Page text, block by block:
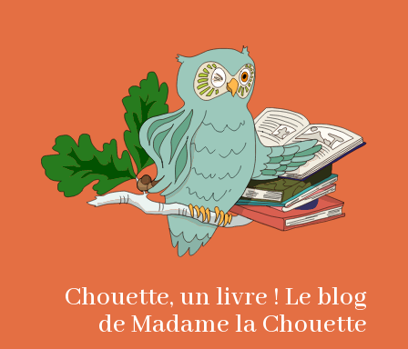
Chouette, un livre ! Le blog
de Madame la Chouette